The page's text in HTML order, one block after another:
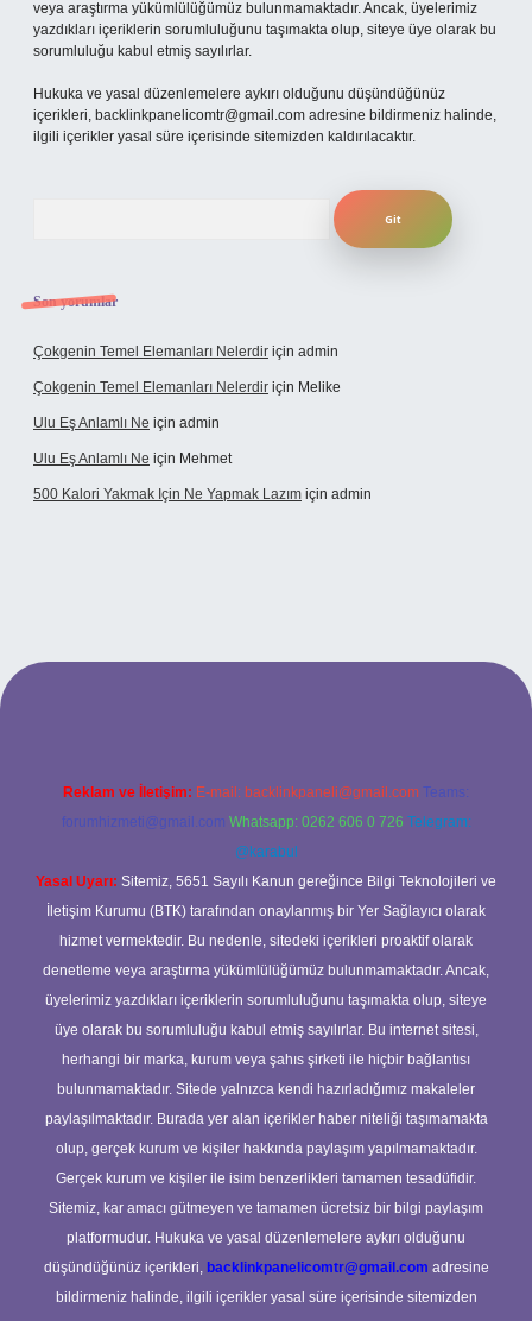
veya araştırma yükümlülüğümüz bulunmamaktadır. Ancak, üyelerimiz
yazdıkları içeriklerin sorumluluğunu taşımakta olup, siteye üye olarak bu
sorumluluğu kabul etmiş sayılırlar.
Hukuka ve yasal düzenlemelere aykırı olduğunu düşündüğünüz
içerikleri, backlinkpanelicomtr@gmail.com adresine bildirmeniz halinde,
ilgili içerikler yasal süre içerisinde sitemizden kaldırılacaktır.
Son yorumlar
Çokgenin Temel Elemanları Nelerdir için admin
Çokgenin Temel Elemanları Nelerdir için Melike
Ulu Eş Anlamlı Ne için admin
Ulu Eş Anlamlı Ne için Mehmet
500 Kalori Yakmak Için Ne Yapmak Lazım için admin
giriş adresi
Reklam ve İletişim: E-mail: backlinkpaneli@gmail.com Teams:
forumhizmeti@gmail.com Whatsapp: 0262 606 0 726 Telegram:
@karabul
Yasal Uyarı: Sitemiz, 5651 Sayılı Kanun gereğince Bilgi Teknolojileri ve
İletişim Kurumu (BTK) tarafından onaylanmış bir Yer Sağlayıcı olarak
hizmet vermektedir. Bu nedenle, sitedeki içerikleri proaktif olarak
denetleme veya araştırma yükümlülüğümüz bulunmamaktadır. Ancak,
üyelerimiz yazdıkları içeriklerin sorumluluğunu taşımakta olup, siteye
üye olarak bu sorumluluğu kabul etmiş sayılırlar. Bu internet sitesi,
herhangi bir marka, kurum veya şahıs şirketi ile hiçbir bağlantısı
bulunmamaktadır. Sitede yalnızca kendi hazırladığımız makaleler
paylaşılmaktadır. Burada yer alan içerikler haber niteliği taşımamakta
olup, gerçek kurum ve kişiler hakkında paylaşım yapılmamaktadır.
Gerçek kurum ve kişiler ile isim benzerlikleri tamamen tesadüfidir.
Sitemiz, kar amacı gütmeyen ve tamamen ücretsiz bir bilgi paylaşım
platformudur. Hukuka ve yasal düzenlemelere aykırı olduğunu
düşündüğünüz içerikleri, backlinkpanelicomtr@gmail.com adresine
bildirmeniz halinde, ilgili içerikler yasal süre içerisinde sitemizden